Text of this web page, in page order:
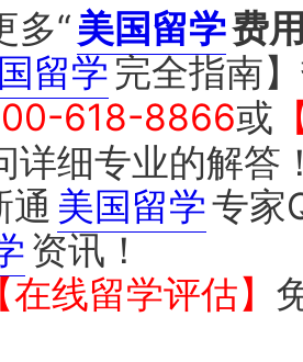
多“ 美国留学费
留学 完全指南
618-8866或
详细专业的解答
美国留学专家
资讯！
【在线留学评估】